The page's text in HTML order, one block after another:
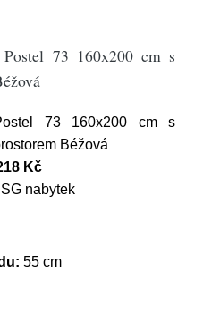
73 160x200 cm s
73 160x200 cm s
Béžová
Kč
SG nabytek
55 cm